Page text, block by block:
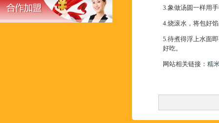
3.象做汤圆一样用
4.烧滚水，将包
5.待煮得浮上水面
好吃。
网站相关链接：糯